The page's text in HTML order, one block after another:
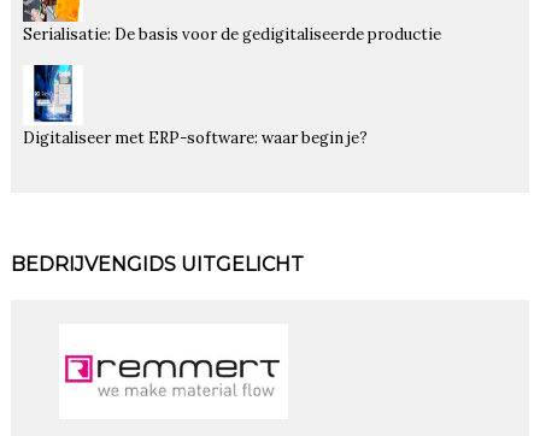
Serialisatie: De basis voor de gedigitaliseerde productie
Digitaliseer met ERP-software: waar begin je?
BEDRIJVENGIDS UITGELICHT